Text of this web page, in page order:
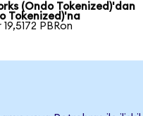
(Ondo Tokenized)'dan
Tokenized)'na
PBRon